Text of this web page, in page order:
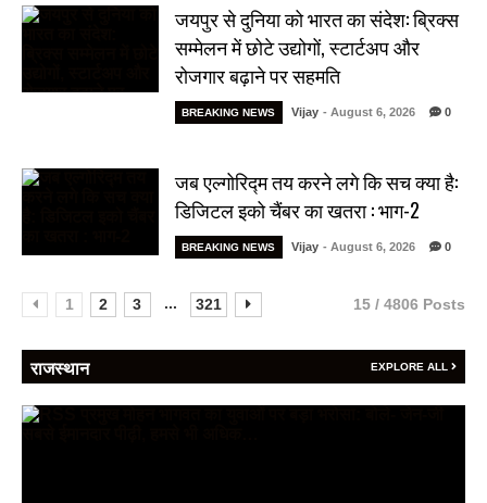
जयपुर से दुनिया को भारत का संदेश: ब्रिक्स
सम्मेलन में छोटे उद्योगों, स्टार्टअप और
रोजगार बढ़ाने पर सहमति
BREAKING NEWS Vijay - August 6, 2026 0
जब एल्गोरिद्म तय करने लगे कि सच क्या है:
डिजिटल इको चैंबर का खतरा : भाग-2
BREAKING NEWS Vijay - August 6, 2026 0
1 2 3 ... 321 15 / 4806 Posts
राजस्थान EXPLORE ALL